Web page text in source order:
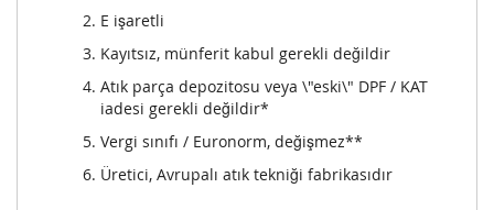
E işaretli
Kayıtsız, münferit kabul gerekli değildir
Atık parça depozitosu veya \"eski\" DPF / KAT
iadesi gerekli değildir*
Vergi sınıfı / Euronorm, değişmez**
Üretici, Avrupalı atık tekniği fabrikasıdır